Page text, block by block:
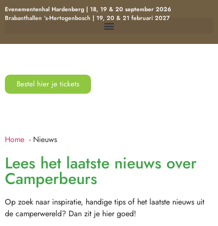
Evenementenhal Hardenberg | 18, 19 & 20 september 2026
Brabanthallen ‘s-Hertogenbosch | 19, 20 & 21 februari 2027
Bestel hier je tickets
Home Nieuws
Lees het laatste nieuws over
Camperbeurs
Op zoek naar inspiratie, handige tips of het laatste nieuws uit
de camperwereld? Dan zit je hier goed!